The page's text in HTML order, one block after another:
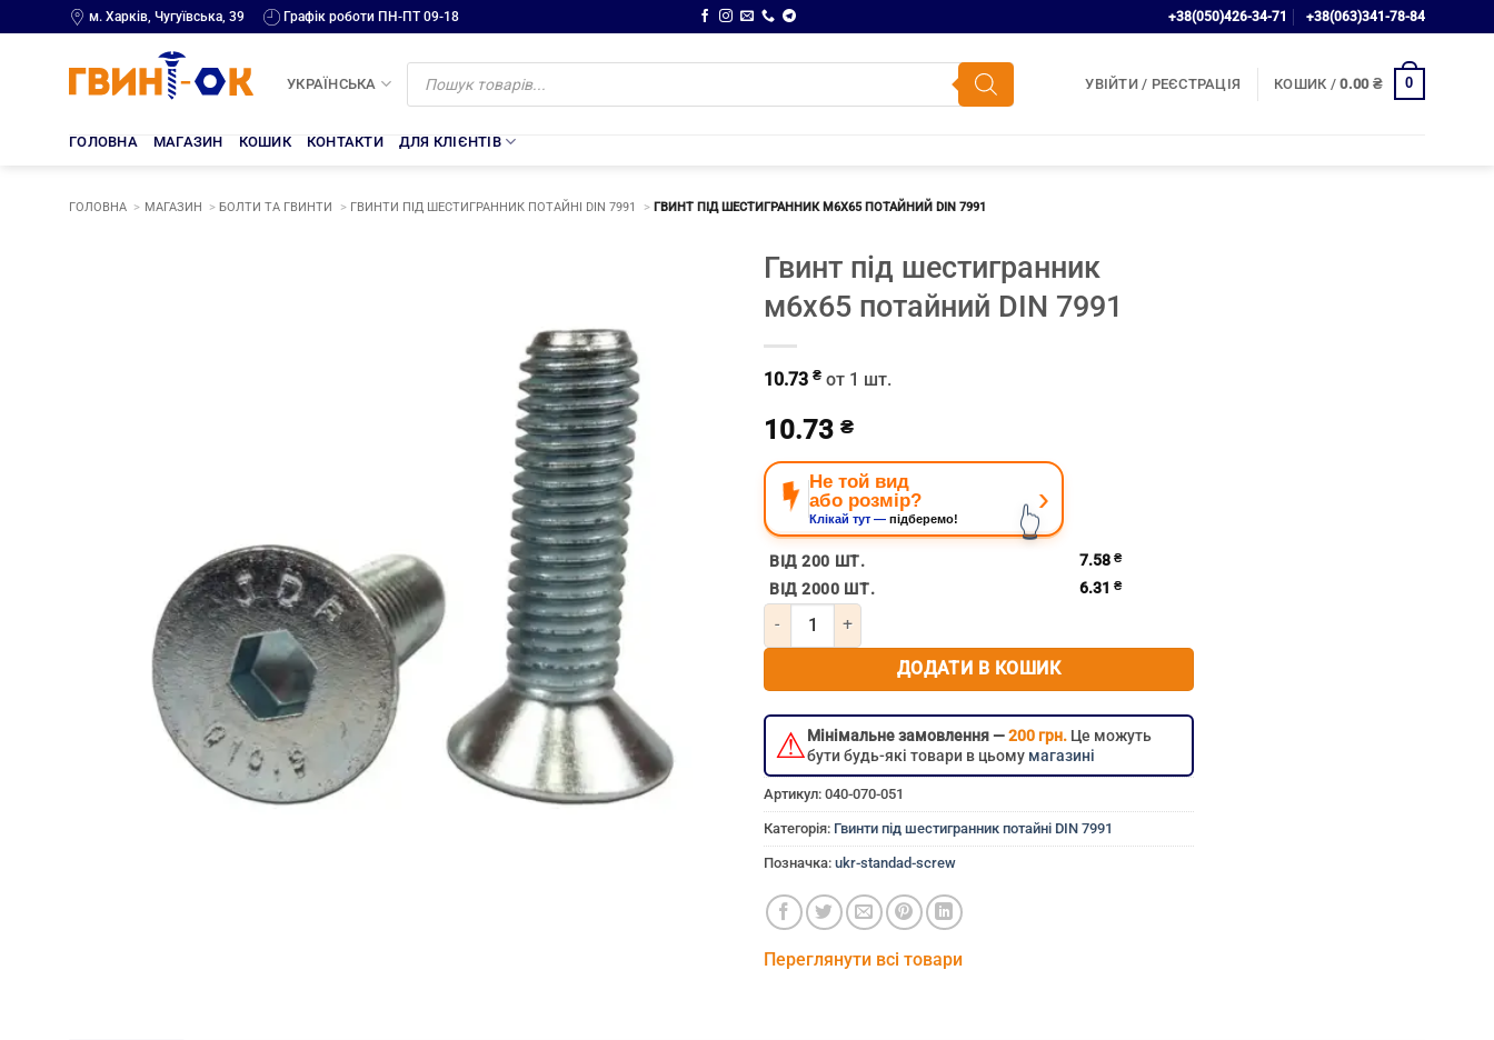
to
м. Харків, Чугуївська, 39 Графік роботи ПН-ПТ 09-18 +38(050)426-34-71 +38(063)341-78-84
УКРАЇНСЬКА
Products
search
УВІЙТИ / РЕЄСТРАЦІЯ КОШИК /0.00 ₴ 0
ГОЛОВНА МАГАЗИН КОШИК КОНТАКТИ ДЛЯ КЛІЄНТІВ
ГОЛОВНА МАГАЗИН БОЛТИ ТА ГВИНТИ ГВИНТИ ПІД ШЕСТИГРАННИК ПОТАЙНІ DIN 7991 ГВИНТ ПІД ШЕСТИГРАННИК М6Х65 ПОТАЙНИЙ DIN 7991
Гвинт під шестигранник
м6х65 потайний DIN 7991
10.73 ₴ от 1 шт.
10.73 ₴
Не той вид
або розмір?
Клікай тут — підберемо!
›
👆
ВІД 200 ШТ. 7.58 ₴
ВІД 2000 ШТ. 6.31 ₴
Кількість Гвинт під шестигранник м6х65 потайний DIN 7991
ДОДАТИ В КОШИК
⚠Мінімальне замовлення —200 грн. Це можуть
бути будь-які товари в цьому магазині
Артикул: 040-070-051
Категорія: Гвинти під шестигранник потайні DIN 7991
Позначка: ukr-standad-screw
Переглянути всі товари